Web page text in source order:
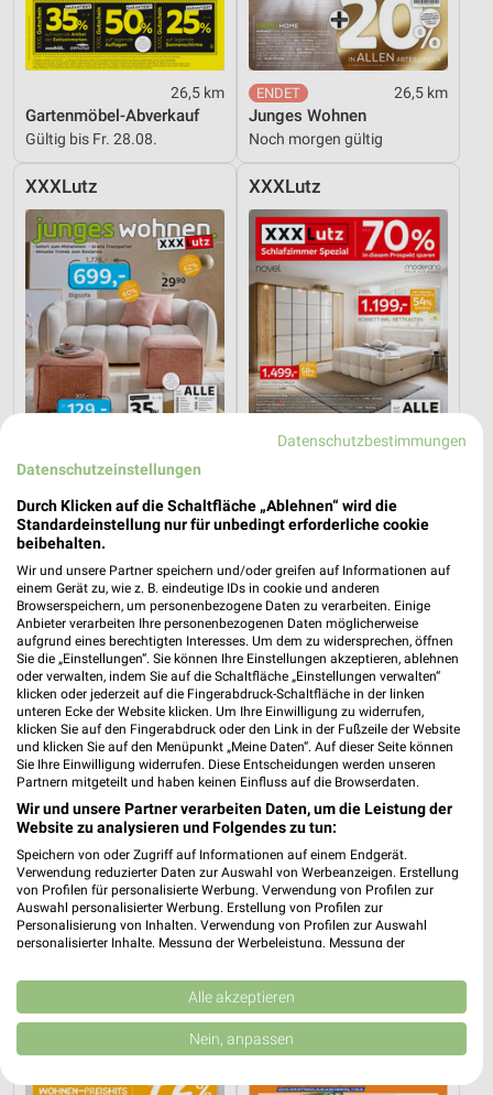
26,5 km
Gartenmöbel-Abverkauf
Gültig bis Fr. 28.08.
26,5 km
Junges Wohnen
Noch morgen gültig
XXXLutz
26,5 km
Junges Wohnen
XXXLutz
26,5 km
Schlafzimmer Spezial
XXXLutz
26,5 km
Noch morgen gültig
XXXLutz
26,5 km
Noch morgen gültig
XXXLutz Action
Datenschutzbestimmungen
Datenschutzeinstellungen
Durch Klicken auf die Schaltfläche „Ablehnen“ wird die
Standardeinstellung nur für unbedingt erforderliche cookie
beibehalten.
Wir und unsere Partner speichern und/oder greifen auf Informationen auf
einem Gerät zu, wie z. B. eindeutige IDs in cookie und anderen
Browserspeichern, um personenbezogene Daten zu verarbeiten. Einige
Anbieter verarbeiten Ihre personenbezogenen Daten möglicherweise
aufgrund eines berechtigten Interesses. Um dem zu widersprechen, öffnen
Sie die „Einstellungen“. Sie können Ihre Einstellungen akzeptieren, ablehnen
oder verwalten, indem Sie auf die Schaltfläche „Einstellungen verwalten“
klicken oder jederzeit auf die Fingerabdruck-Schaltfläche in der linken
unteren Ecke der Website klicken. Um Ihre Einwilligung zu widerrufen,
klicken Sie auf den Fingerabdruck oder den Link in der Fußzeile der Website
und klicken Sie auf den Menüpunkt „Meine Daten“. Auf dieser Seite können
Sie Ihre Einwilligung widerrufen. Diese Entscheidungen werden unseren
Partnern mitgeteilt und haben keinen Einfluss auf die Browserdaten.
Wir und unsere Partner verarbeiten Daten, um die Leistung der
Website zu analysieren und Folgendes zu tun:
Speichern von oder Zugriff auf Informationen auf einem Endgerät.
Verwendung reduzierter Daten zur Auswahl von Werbeanzeigen. Erstellung
von Profilen für personalisierte Werbung. Verwendung von Profilen zur
Auswahl personalisierter Werbung. Erstellung von Profilen zur
Personalisierung von Inhalten. Verwendung von Profilen zur Auswahl
personalisierter Inhalte. Messung der Werbeleistung. Messung der
Kombinationen von Daten aus verschiedenen Quellen. Entwicklung und
Verbesserung der Angebote. Verwendung reduzierter Daten zur Auswahl
von Inhalten.
Daten können außerhalb der Europäischen Union weitergegeben und in die
Website/App.
Alle akzeptieren
Nein, anpassen